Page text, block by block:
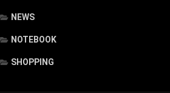
NEWS
NOTEBOOK
SHOPPING